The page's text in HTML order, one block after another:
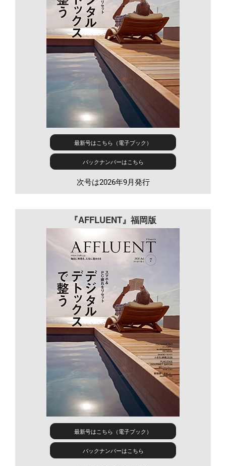
最新号はこちら（電子ブック）
バックナンバーはこちら
次号は2026年9月発行
『AFFLUENT』福岡版
最新号はこちら（電子ブック）
バックナンバーはこちら